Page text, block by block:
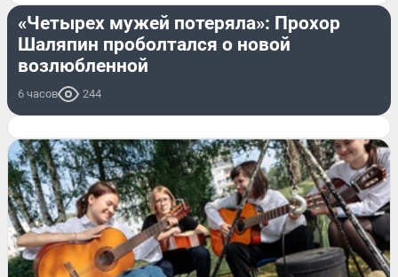
«Четырех мужей потеряла»: Прохор
Шаляпин проболтался о новой
возлюбленной
6 часов 244